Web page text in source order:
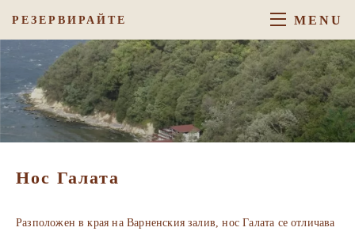
РЕЗЕРВИРАЙТЕ MENU
Нос Галата
Разположен в края на Варненския залив, нос Галата се отличава